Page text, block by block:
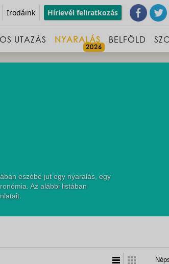
Irodáink Hírlevél feliratkozás
UTAZÁS NYARALÁS BELFÖLD
eszébe jut egy nyaralás, egy
Az alábbi listában